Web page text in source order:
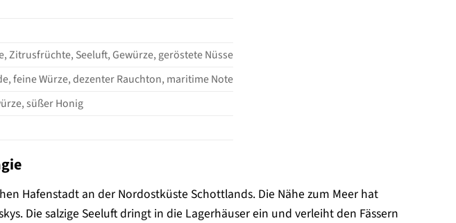
Zitrusfrüchte, Seeluft, Gewürze, geröstete Nüsse
feine Würze, dezenter Rauchton, maritime Note
süßer Honig
Hafenstadt an der Nordostküste Schottlands. Die Nähe zum Meer hat
Die salzige Seeluft dringt in die Lagerhäuser ein und verleiht den Fässern